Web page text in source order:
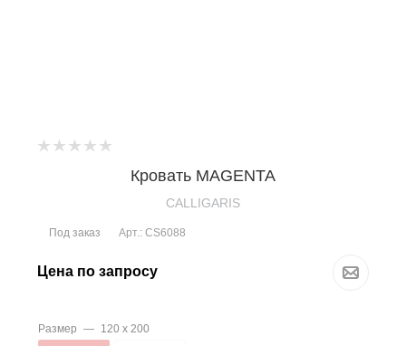
Кровать MAGENTA
CALLIGARIS
Под заказ Арт.: CS6088
Цена по запросу
Размер — 120 х 200